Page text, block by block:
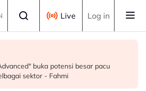
Live Log in
sertai Trabzonspor, terima €17 juta
pilihan sepanjang hari ini
buka potensi besar pacu
sektor - Fahmi